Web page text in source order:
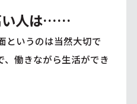
い人は……
というのは当然大切で
、働きながら生活ができ